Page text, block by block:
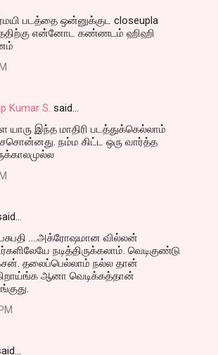
படத்தை ஒன்னுக்குட closeupla
என்னோட கண்ணடம் ஹிஹி
Kumar S. said…
யாரு இந்த மாதிரி படத்துக்கெல்லாம்
நம்ம கிட்ட ஒரு வார்த்த
....அக்ரோஷமான வில்லன்
நடித்திருக்கலாம். வெடிகுண்டு
தலைப்பெல்லாம் நல்ல தான்
ஆனா வெடிக்கத்தான்